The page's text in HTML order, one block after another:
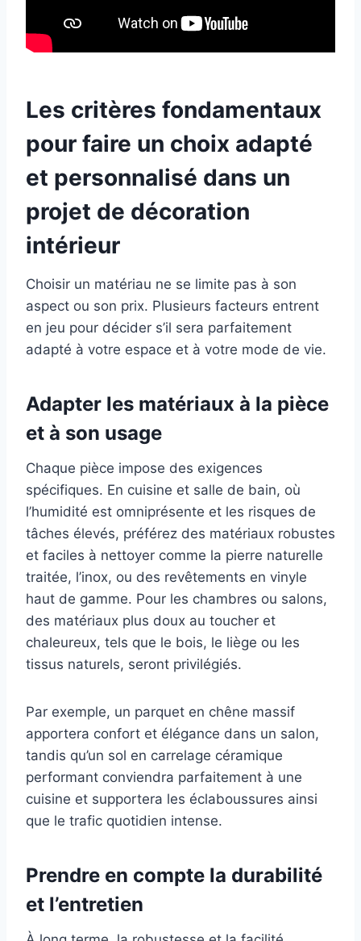
Les critères fondamentaux
pour faire un choix adapté
et personnalisé dans un
projet de décoration
intérieur
Choisir un matériau ne se limite pas à son
aspect ou son prix. Plusieurs facteurs entrent
en jeu pour décider s’il sera parfaitement
adapté à votre espace et à votre mode de vie.
Adapter les matériaux à la pièce
et à son usage
Chaque pièce impose des exigences
spécifiques. En cuisine et salle de bain, où
l’humidité est omniprésente et les risques de
tâches élevés, préférez des matériaux robustes
et faciles à nettoyer comme la pierre naturelle
traitée, l’inox, ou des revêtements en vinyle
haut de gamme. Pour les chambres ou salons,
des matériaux plus doux au toucher et
chaleureux, tels que le bois, le liège ou les
tissus naturels, seront privilégiés.
Par exemple, un parquet en chêne massif
apportera confort et élégance dans un salon,
tandis qu’un sol en carrelage céramique
performant conviendra parfaitement à une
cuisine et supportera les éclaboussures ainsi
que le trafic quotidien intense.
Prendre en compte la durabilité
et l’entretien